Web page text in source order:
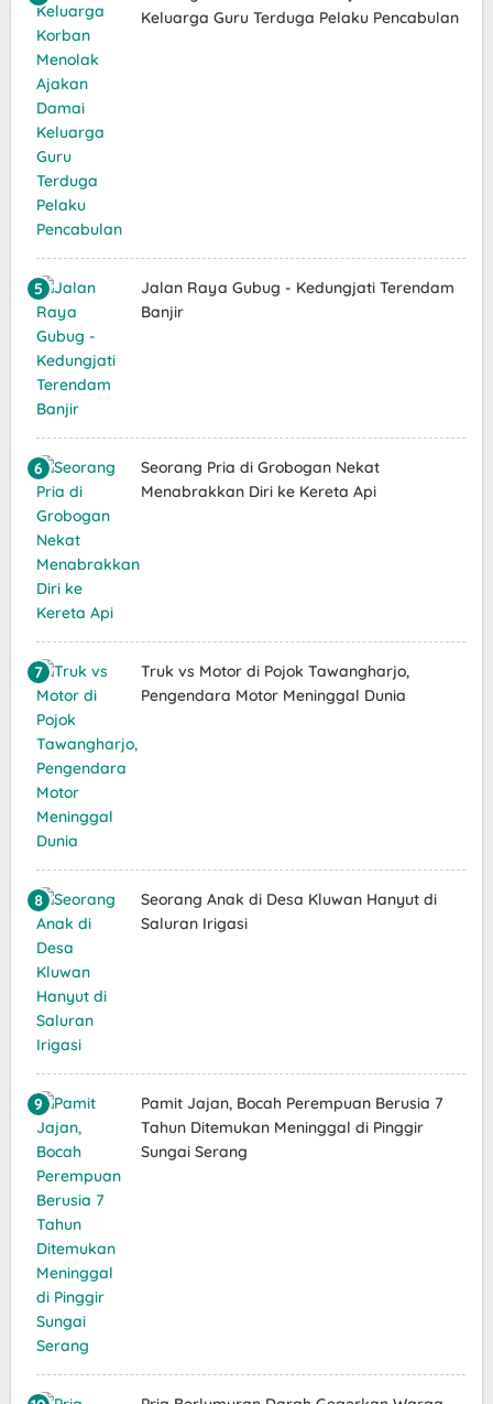
Keluarga Guru Terduga Pelaku Pencabulan
Jalan Raya Gubug - Kedungjati Terendam
Banjir
Seorang Pria di Grobogan Nekat
Menabrakkan Diri ke Kereta Api
Truk vs Motor di Pojok Tawangharjo,
Pengendara Motor Meninggal Dunia
Seorang Anak di Desa Kluwan Hanyut di
Saluran Irigasi
Pamit Jajan, Bocah Perempuan Berusia 7
Tahun Ditemukan Meninggal di Pinggir
Sungai Serang